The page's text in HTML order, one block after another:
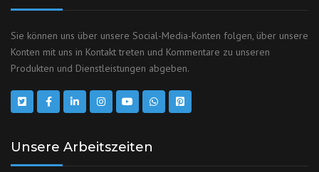
Sie können uns über unsere Social-Media-Konten folgen, über unsere
Konten mit uns in Kontakt treten und Kommentare zu unseren
Produkten und Dienstleistungen abgeben.
Unsere Arbeitszeiten